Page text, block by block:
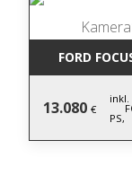
FORD
13.080 €
inkl.
PS,